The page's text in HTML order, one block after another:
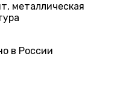
металлическая
в России